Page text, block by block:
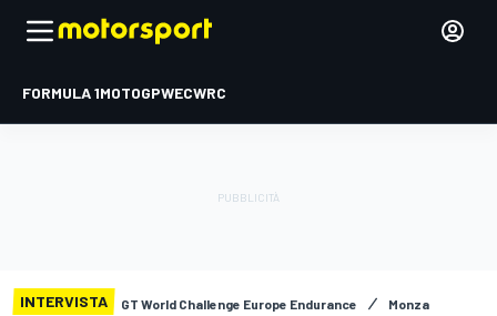
FORMULA 1MOTOGPWECWRC
INTERVISTA GT World Challenge Europe Endurance Monza